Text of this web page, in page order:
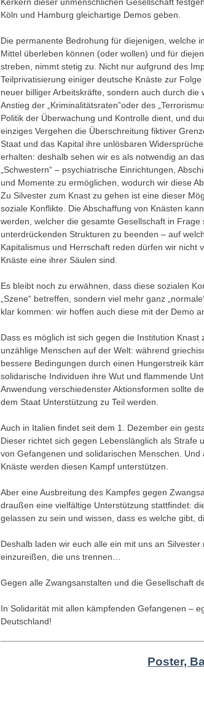
Kerkern dieser unmenschlichen Gesellschaft
Köln und Hamburg gleichartige Demos geben.
Die permanente Bedrohung für diejenigen, welche
Mittel überleben können (oder wollen) und für
streben, nimmt stetig zu. Nicht nur aufgrund des
Teilprivatisierung einiger deutsche Knäste zur
neuer billiger Arbeitskräfte, sondern auch durch
Anstieg der „Kriminalitätsraten”oder des
Politik der Überwachung und Kontrolle dient, und
einziges Vergehen die Überschreitung fiktiver
Staat und das Kapital ihre unlösbaren
erhalten: deshalb sehen wir es als notwendig an
„Schwestern“ – psychiatrische Einrichtungen,
und Momente zu ermöglichen, wodurch wir diese
Zu Silvester zum Knast zu gehen ist eine dieser
soziale Konflikte. Die Abschaffung von Knästen
werden, welcher die gesamte Gesellschaft in
unterdrückenden Strukturen zu beenden – auf
Kapitalismus und Herrschaft reden dürfen wir nicht
Knäste eine ihrer Säulen sind.
Es bleibt noch zu erwähnen, dass diese sozialen
„Szene“ betreffen, sondern viel mehr ganz
klar kommen: wir hoffen auch diese mit der Demo
Dass es möglich ist sich gegen die Institution
unzählige Menschen auf der Welt: während
bessere Bedingungen durch einen Hungerstreik
solidarische Individuen ihre Wut und flammende
Anwendung verschiedenster Aktionsformen sollte
dem Staat Unterstützung zu Teil werden.
Auch in Italien findet seit dem 1. Dezember ein
Dieser richtet sich gegen Lebenslänglich als Strafe
von Gefangenen und solidarischen Menschen.
Knäste werden diesen Kampf unterstützen.
Aber eine Ausbreitung des Kampfes gegen
draußen eine vielfältige Unterstützung stattfindet:
gelassen zu sein und wissen, dass es welche gibt,
Deshalb laden wir euch alle ein mit uns an
einzureißen, die uns trennen…
Gegen alle Zwangsanstalten und die Gesellschaft
In Solidarität mit allen kämpfenden Gefangenen –
Deutschland!
Poster,